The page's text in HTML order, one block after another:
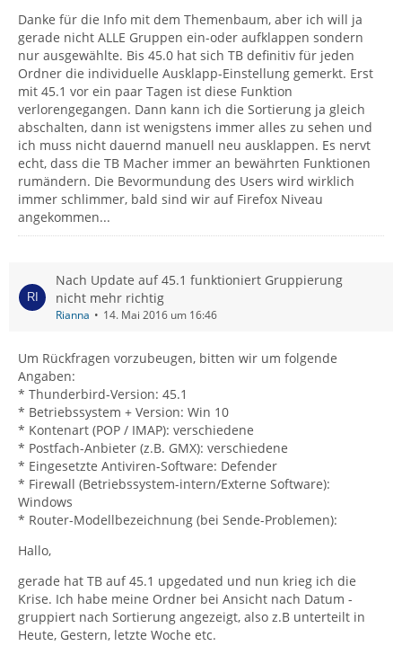
Danke für die Info mit dem Themenbaum, aber ich will ja
gerade nicht ALLE Gruppen ein-oder aufklappen sondern
nur ausgewählte. Bis 45.0 hat sich TB definitiv für jeden
Ordner die individuelle Ausklapp-Einstellung gemerkt. Erst
mit 45.1 vor ein paar Tagen ist diese Funktion
verlorengegangen. Dann kann ich die Sortierung ja gleich
abschalten, dann ist wenigstens immer alles zu sehen und
ich muss nicht dauernd manuell neu ausklappen. Es nervt
echt, dass die TB Macher immer an bewährten Funktionen
rumändern. Die Bevormundung des Users wird wirklich
immer schlimmer, bald sind wir auf Firefox Niveau
angekommen...
Nach Update auf 45.1 funktioniert Gruppierung
nicht mehr richtig
Rianna 14. Mai 2016 um 16:46
Um Rückfragen vorzubeugen, bitten wir um folgende
Angaben:
* Thunderbird-Version: 45.1
* Betriebssystem + Version: Win 10
* Kontenart (POP / IMAP): verschiedene
* Postfach-Anbieter (z.B. GMX): verschiedene
* Eingesetzte Antiviren-Software: Defender
* Firewall (Betriebssystem-intern/Externe Software):
Windows
* Router-Modellbezeichnung (bei Sende-Problemen):
Hallo,
gerade hat TB auf 45.1 upgedated und nun krieg ich die
Krise. Ich habe meine Ordner bei Ansicht nach Datum -
gruppiert nach Sortierung angezeigt, also z.B unterteilt in
Heute, Gestern, letzte Woche etc.